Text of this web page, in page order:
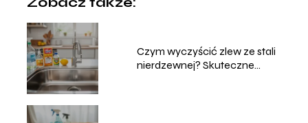
Czym wyczyścić zlew ze stali
nierdzewnej? Skuteczne